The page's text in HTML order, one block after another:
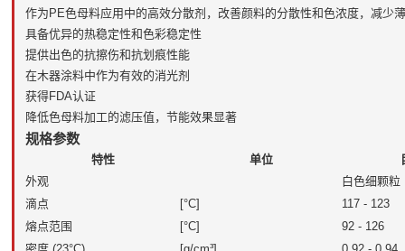
作为PE色母料应用中的高效分散剂，改善颜料的分散性和色浓度，减少
具备优异的热稳定性和色彩稳定性
提供出色的抗擦伤和抗划痕性能
在木器涂料中作为有效的消光剂
获得FDA认证
降低色母料加工的滤压值，节能效果显著
规格参数
特性 单位
外观
白色细颗粒
滴点
[°C]
117 - 123
熔点范围
[°C]
92 - 126